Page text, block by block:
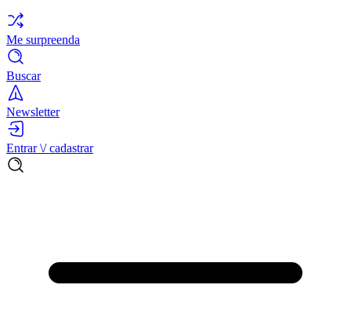
Me surpreenda
Buscar
Newsletter
Entrar \/ cadastrar